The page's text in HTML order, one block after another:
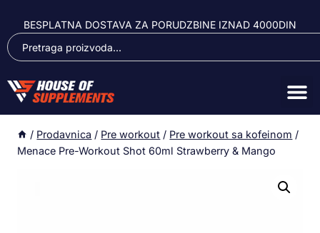
BESPLATNA DOSTAVA ZA PORUDZBINE IZNAD 4000DIN
/ Prodavnica / Pre workout / Pre workout sa kofeinom /
Menace Pre-Workout Shot 60ml Strawberry & Mango